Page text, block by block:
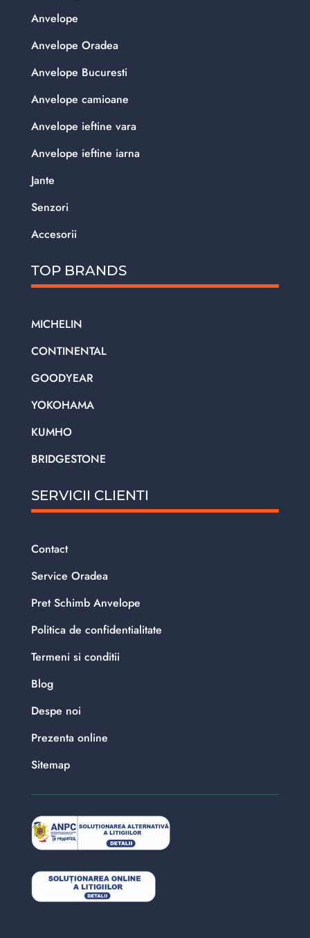
Anvelope
Anvelope Oradea
Anvelope Bucuresti
Anvelope camioane
Anvelope ieftine vara
Anvelope ieftine iarna
Jante
Senzori
Accesorii
TOP BRANDS
MICHELIN
CONTINENTAL
GOODYEAR
YOKOHAMA
KUMHO
BRIDGESTONE
SERVICII CLIENTI
Contact
Service Oradea
Pret Schimb Anvelope
Politica de confidentialitate
Termeni si conditii
Blog
Despe noi
Prezenta online
Sitemap